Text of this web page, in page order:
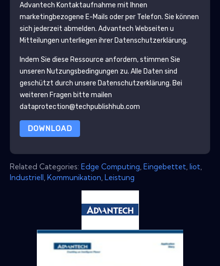
Advantech Kontaktaufnahme mit Ihnen
marketingbezogene E-Mails oder per Telefon. Sie können
sich jederzeit abmelden. Advantech Webseiten u
Mitteilungen unterliegen ihrer Datenschutzerklärung.
Indem Sie diese Ressource anfordern, stimmen Sie
unseren Nutzungsbedingungen zu. Alle Daten sind
geschützt durch unsere Datenschutzerklärung. Bei
weiteren Fragen bitte mailen
dataprotection@techpublishhub.com
DOWNLOAD
Related Categories: Edge Computing Eingebettet Iiot
Industriell Kommunikation Leistung